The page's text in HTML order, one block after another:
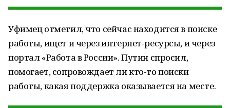
Уфимец отметил, что сейчас находится в поиске
работы, ищет и через интернет-ресурсы, и через
портал «Работа в России». Путин спросил,
помогает, сопровождает ли кто-то поиски
работы, какая поддержка оказывается на месте.